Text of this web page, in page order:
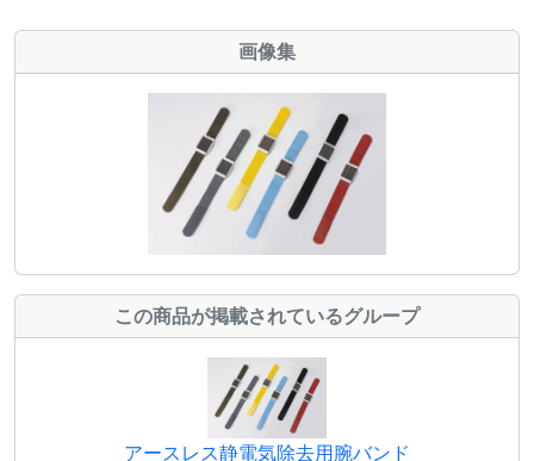
画像集
この商品が掲載されているグループ
アースレス静電気除去用腕バンド